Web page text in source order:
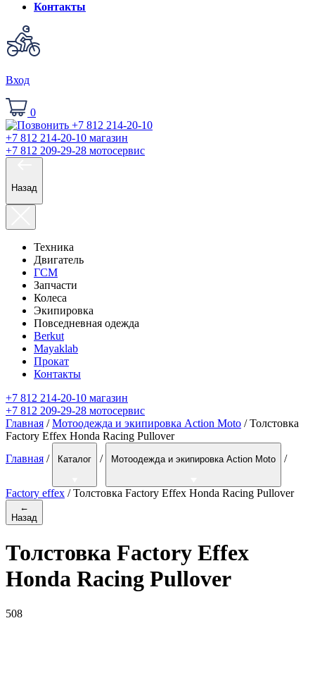
Контакты
Вход
0
+7 812 214-20-10 магазин
+7 812 209-29-28 мотосервис
Назад
Техника
Двигатель
ГСМ
Запчасти
Колеса
Экипировка
Повседневная одежда
Berkut
Mayaklab
Прокат
Контакты
+7 812 214-20-10 магазин
+7 812 209-29-28 мотосервис
Главная /Мотоодежда и экипировка Action Moto / Толстовка
Factory Effex Honda Racing Pullover
Главная / Каталог / Мотоодежда и экипировка Action Moto /
Factory effex / Толстовка Factory Effex Honda Racing Pullover
←
Назад
Толстовка Factory Effex
Honda Racing Pullover
508